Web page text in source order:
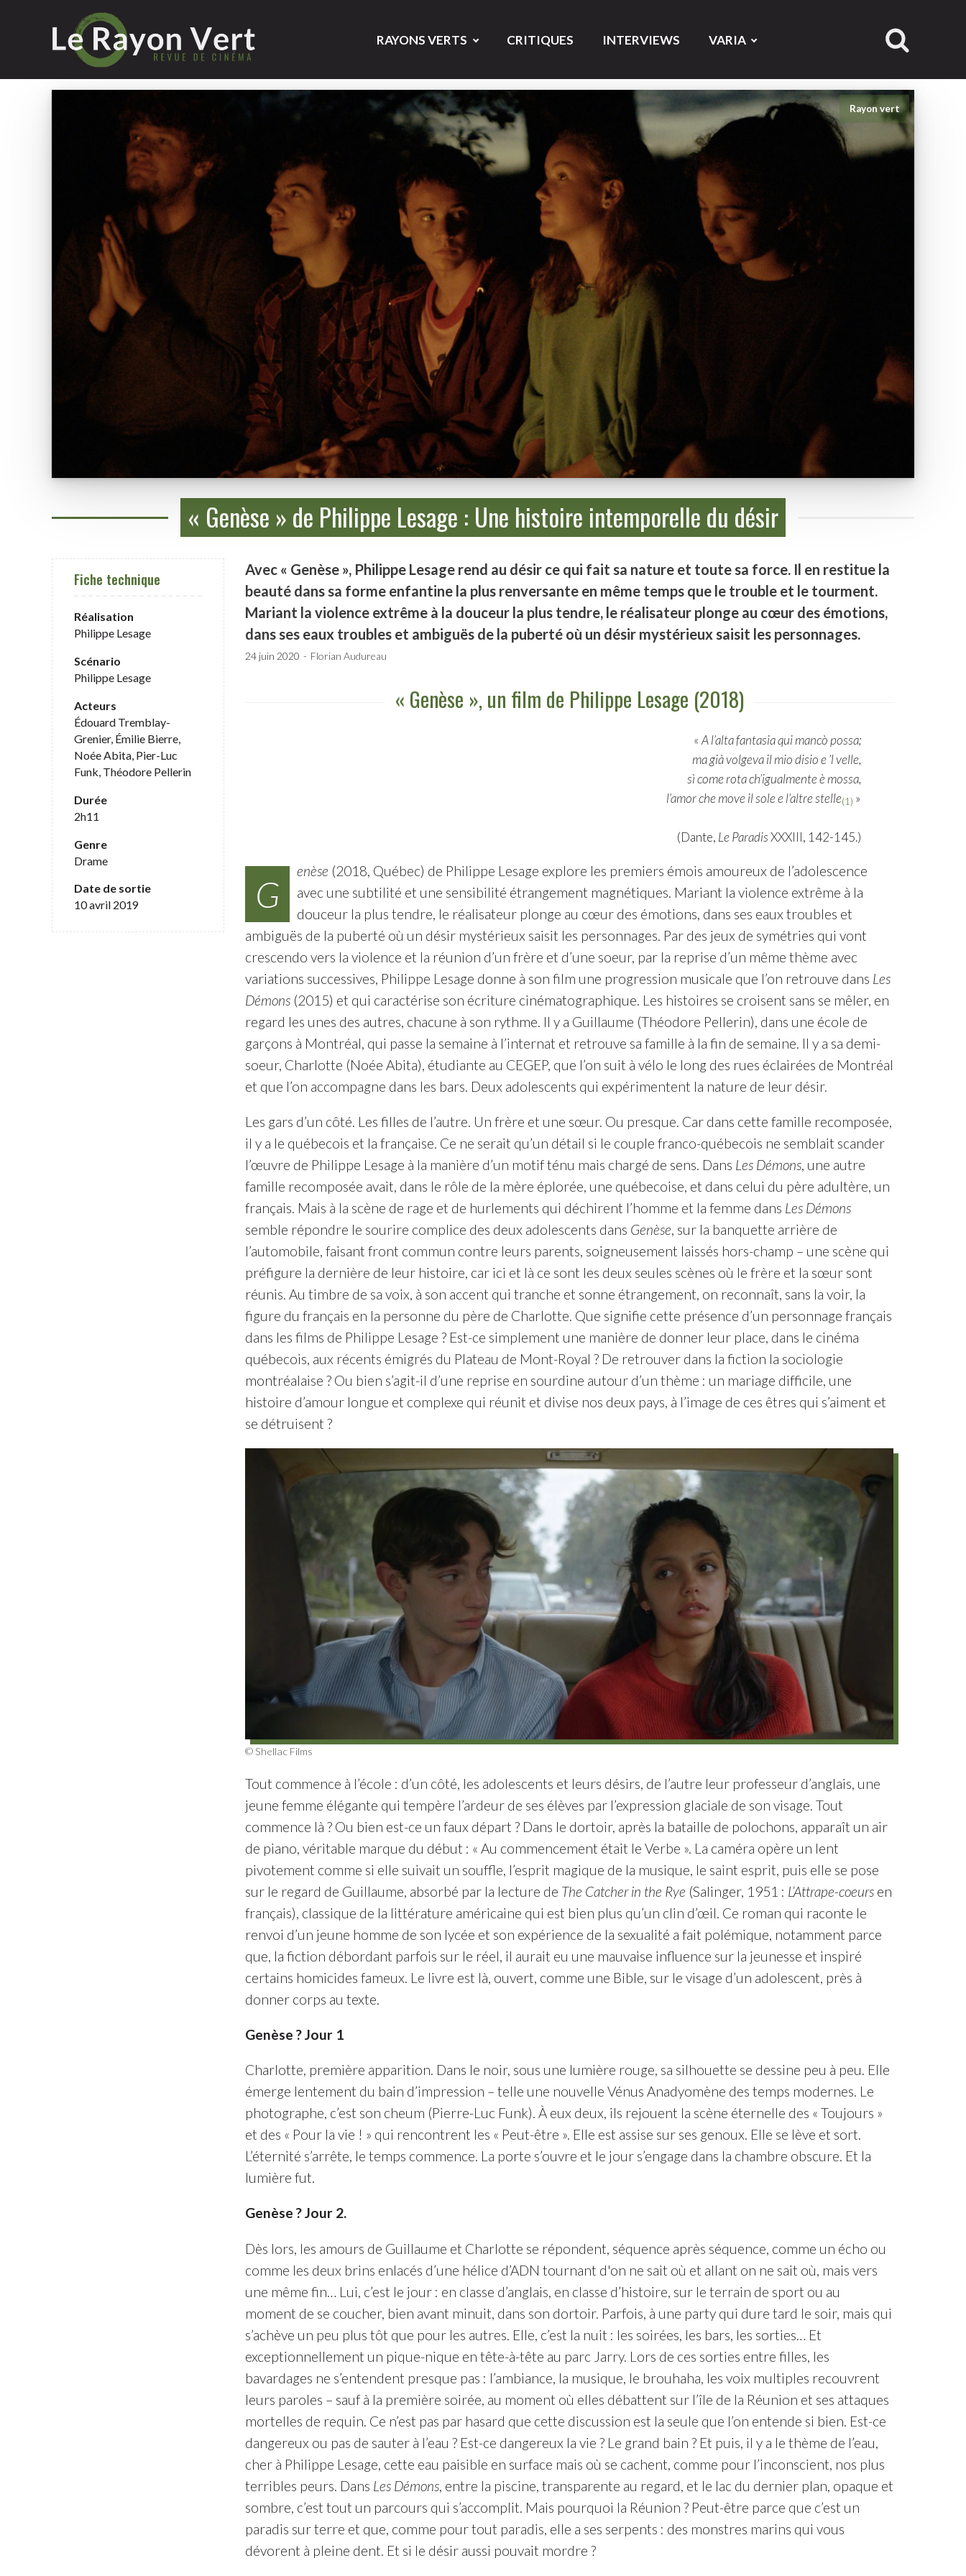
RAYONS VERTS CRITIQUES INTERVIEWS VARIA
Rayon vert
« Genèse » de Philippe Lesage : Une histoire intemporelle du désir
Fiche technique
Réalisation
Philippe Lesage
Scénario
Philippe Lesage
Acteurs
Édouard Tremblay-
Grenier, Émilie Bierre,
Noée Abita, Pier-Luc
Funk, Théodore Pellerin
Durée
2h11
Genre
Drame
Date de sortie
10 avril 2019
Avec « Genèse », Philippe Lesage rend au désir ce qui fait sa nature et toute sa force. Il en restitue la
beauté dans sa forme enfantine la plus renversante en même temps que le trouble et le tourment.
Mariant la violence extrême à la douceur la plus tendre, le réalisateur plonge au cœur des émotions,
dans ses eaux troubles et ambiguës de la puberté où un désir mystérieux saisit les personnages.
24 juin 2020 Florian Audureau
« Genèse », un film de Philippe Lesage (2018)
«A l’alta fantasia qui mancò possa;
ma già volgeva il mio disio e ’l velle,
sì come rota ch’igualmente è mossa,
l’amor che move il sole e l’altre stelle(1) »
(Dante, Le ParadisXXXIII, 142-145.)
G
enèse (2018, Québec) de Philippe Lesage explore les premiers émois amoureux de l’adolescence
avec une subtilité et une sensibilité étrangement magnétiques. Mariant la violence extrême à la
douceur la plus tendre, le réalisateur plonge au cœur des émotions, dans ses eaux troubles et
ambiguës de la puberté où un désir mystérieux saisit les personnages. Par des jeux de symétries qui vont
crescendo vers la violence et la réunion d’un frère et d’une soeur, par la reprise d’un même thème avec
variations successives, Philippe Lesage donne à son film une progression musicale que l’on retrouve dans Les
Démons(2015) et qui caractérise son écriture cinématographique. Les histoires se croisent sans se mêler, en
regard les unes des autres, chacune à son rythme. Il y a Guillaume (Théodore Pellerin), dans une école de
garçons à Montréal, qui passe la semaine à l’internat et retrouve sa famille à la fin de semaine. Il y a sa demi-
soeur, Charlotte (Noée Abita), étudiante au CEGEP, que l’on suit à vélo le long des rues éclairées de Montréal
et que l’on accompagne dans les bars. Deux adolescents qui expérimentent la nature de leur désir.
Les gars d’un côté. Les filles de l’autre. Un frère et une sœur. Ou presque. Car dans cette famille recomposée,
il y a le québecois et la française. Ce ne serait qu’un détail si le couple franco-québecois ne semblait scander
l’œuvre de Philippe Lesage à la manière d’un motif ténu mais chargé de sens. Dans Les Démons, une autre
famille recomposée avait, dans le rôle de la mère éplorée, une québecoise, et dans celui du père adultère, un
français. Mais à la scène de rage et de hurlements qui déchirent l’homme et la femme dans Les Démons
semble répondre le sourire complice des deux adolescents dans Genèse, sur la banquette arrière de
l’automobile, faisant front commun contre leurs parents, soigneusement laissés hors-champ – une scène qui
préfigure la dernière de leur histoire, car ici et là ce sont les deux seules scènes où le frère et la sœur sont
réunis. Au timbre de sa voix, à son accent qui tranche et sonne étrangement, on reconnaît, sans la voir, la
figure du français en la personne du père de Charlotte. Que signifie cette présence d’un personnage français
dans les films de Philippe Lesage ? Est-ce simplement une manière de donner leur place, dans le cinéma
québecois, aux récents émigrés du Plateau de Mont-Royal ? De retrouver dans la fiction la sociologie
montréalaise ? Ou bien s’agit-il d’une reprise en sourdine autour d’un thème : un mariage difficile, une
histoire d’amour longue et complexe qui réunit et divise nos deux pays, à l’image de ces êtres qui s’aiment et
se détruisent ?
© Shellac Films
Tout commence à l’école : d’un côté, les adolescents et leurs désirs, de l’autre leur professeur d’anglais, une
jeune femme élégante qui tempère l’ardeur de ses élèves par l’expression glaciale de son visage. Tout
commence là ? Ou bien est-ce un faux départ ? Dans le dortoir, après la bataille de polochons, apparaît un air
de piano, véritable marque du début : « Au commencement était le Verbe ». La caméra opère un lent
pivotement comme si elle suivait un souffle, l’esprit magique de la musique, le saint esprit, puis elle se pose
sur le regard de Guillaume, absorbé par la lecture de The Catcher in the Rye (Salinger, 1951 : L’Attrape-coeursen
français), classique de la littérature américaine qui est bien plus qu’un clin d’œil. Ce roman qui raconte le
renvoi d’un jeune homme de son lycée et son expérience de la sexualité a fait polémique, notamment parce
que, la fiction débordant parfois sur le réel, il aurait eu une mauvaise influence sur la jeunesse et inspiré
certains homicides fameux. Le livre est là, ouvert, comme une Bible, sur le visage d’un adolescent, près à
donner corps au texte.
Genèse ? Jour 1
Charlotte, première apparition. Dans le noir, sous une lumière rouge, sa silhouette se dessine peu à peu. Elle
émerge lentement du bain d’impression – telle une nouvelle Vénus Anadyomène des temps modernes. Le
photographe, c’est son cheum (Pierre-Luc Funk). À eux deux, ils rejouent la scène éternelle des « Toujours »
et des « Pour la vie ! » qui rencontrent les « Peut-être ». Elle est assise sur ses genoux. Elle se lève et sort.
L’éternité s’arrête, le temps commence. La porte s’ouvre et le jour s’engage dans la chambre obscure. Et la
lumière fut.
Genèse ? Jour 2.
Dès lors, les amours de Guillaume et Charlotte se répondent, séquence après séquence, comme un écho ou
comme les deux brins enlacés d’une hélice d’ADN tournant d'on ne sait où et allant on ne sait où, mais vers
une même fin… Lui, c’est le jour : en classe d’anglais, en classe d’histoire, sur le terrain de sport ou au
moment de se coucher, bien avant minuit, dans son dortoir. Parfois, à une party qui dure tard le soir, mais qui
s’achève un peu plus tôt que pour les autres. Elle, c’est la nuit : les soirées, les bars, les sorties… Et
exceptionnellement un pique-nique en tête-à-tête au parc Jarry. Lors de ces sorties entre filles, les
bavardages ne s’entendent presque pas : l’ambiance, la musique, le brouhaha, les voix multiples recouvrent
leurs paroles – sauf à la première soirée, au moment où elles débattent sur l’île de la Réunion et ses attaques
mortelles de requin. Ce n’est pas par hasard que cette discussion est la seule que l’on entende si bien. Est-ce
dangereux ou pas de sauter à l’eau ? Est-ce dangereux la vie ? Le grand bain ? Et puis, il y a le thème de l’eau,
cher à Philippe Lesage, cette eau paisible en surface mais où se cachent, comme pour l’inconscient, nos plus
terribles peurs. Dans Les Démons, entre la piscine, transparente au regard, et le lac du dernier plan, opaque et
sombre, c’est tout un parcours qui s’accomplit. Mais pourquoi la Réunion ? Peut-être parce que c’est un
paradis sur terre et que, comme pour tout paradis, elle a ses serpents : des monstres marins qui vous
dévorent à pleine dent. Et si le désir aussi pouvait mordre ?